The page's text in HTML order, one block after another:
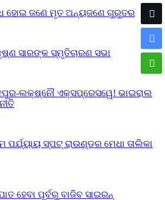
ହୋଇ ଜଣେ ମୃତ ଅନ୍ୟଜଣେ ଗୁରୁତର
ସାରଙ୍କ ସ୍ମୃତିଚାରଣ ସଭା
ଲକ୍ଷ୍ନୌ ଏକ୍ସପ୍ରେସୱେ! ଭାଇରାଲ
ପର୍ଯ୍ୟାୟ ସ୍ପଟ୍ ରାଉଣ୍ଡର ମେଧା ତାଲିକା
ହେବା ପୂର୍ବରୁ ବାଜିବ ସାଇରନ୍